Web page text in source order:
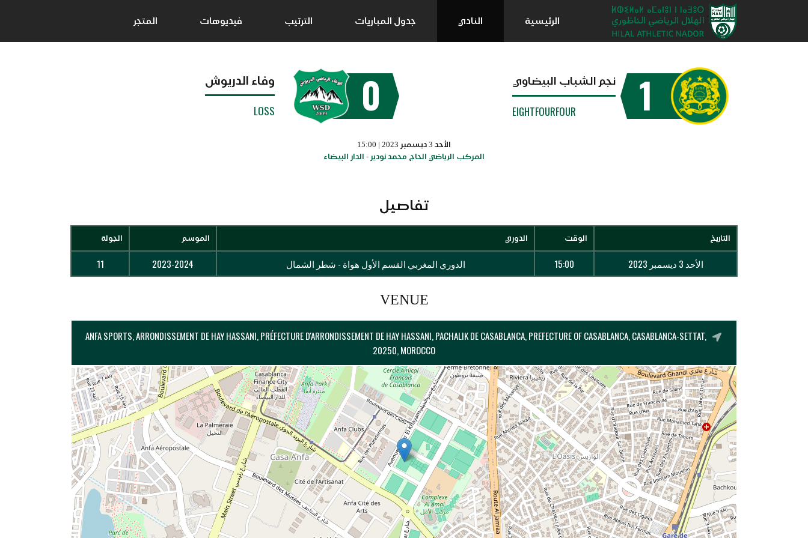
الرئيسية النادي جدول المباريات الترتيب فيديوهات المتجر
1 نجم الشباب البيضاوي
EIGHTFOURFOUR
0 وفاء الدريوش
LOSS
الأحد 3 ديسمبر 2023 | 15:00
المركب الرياضي الحاج محمد نودير - الدار البيضاء
تفاصيل
التاريخ الوقت الدوري الموسم الجولة
الأحد 3 ديسمبر 2023 15:00 الدوري المغربي القسم الأول هواة - شطر الشمال 2023-2024
11
VENUE
ANFA SPORTS, ARRONDISSEMENT DE HAY HASSANI, PRÉFECTURE D'ARRONDISSEMENT DE HAY HASSANI, PACHALIK DE CASABLANCA, PREFECTURE OF CASABLANCA, CASABLANCA-SETTAT,
20250, MOROCCO